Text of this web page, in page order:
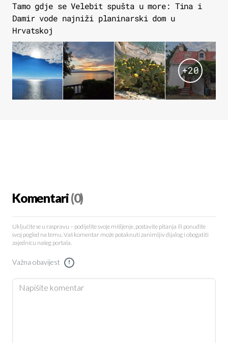
Tamo gdje se Velebit spušta u more: Tina i
Damir vode najniži planinarski dom u
Hrvatskoj
+20
Komentari(0)
Uključite se u raspravu – podijelite svoje mišljenje, postavite pitanja ili ponudite
svoj pogled na temu. Vaš komentar može potaknuti zanimljiv dijalog i obogatiti
zajednicu našeg portala.
Važna obavijest !